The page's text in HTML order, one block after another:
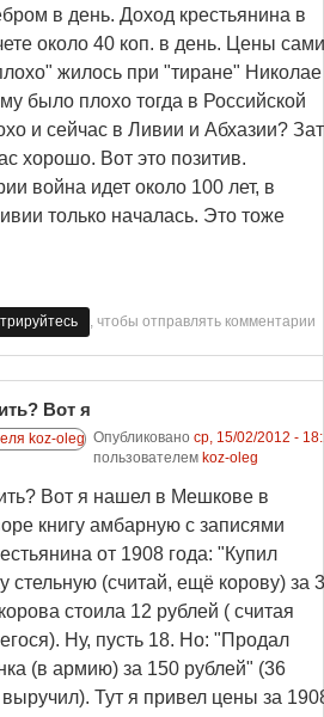
в день. Доход крестьянина в
около 40 коп. в день. Цены сами
жилось при "тиране" Николае
было плохо тогда в Российской
и сейчас в Ливии и Абхазии?
хорошо. Вот это позитив.
война идет около 100 лет, в
только началась. Это тоже
, чтобы отправлять комментарии
Вот я
Опубликовано ср, 15/02/2012 -
пользователем koz-oleg
Вот я нашел в Мешкове в
книгу амбарную с записями
от 1908 года: "Купил
стельную (считай, ещё корову) за
стоила 12 рублей ( считая
Ну, пусть 18. Но: "Продал
(в армию) за 150 рублей" (36
Тут я привел цены за